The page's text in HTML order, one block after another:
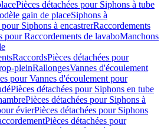
Pièces détachées pour Siphons à tube
gain de placeSiphons à
pour Siphons à encastrerRaccordements
pour Raccordements de lavaboManchons
RaccordsPièces détachées pour
pleinRallongesVannes d'écoulement
pour Vannes d'écoulement pour
Pièces détachées pour Siphons en tube
Pièces détachées pour Siphons à
évierPièces détachées pour Siphons
Pièces détachées pour